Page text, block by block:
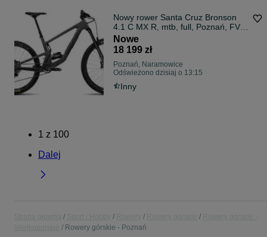
Nowy rower Santa Cruz Bronson
4.1 C MX R, mtb, full, Poznań, FV,
gwar.
Nowe
18 199 zł
Poznań, Naramowice
Odświeżono dzisiaj o 13:15
Inny
1 z 100
Dalej
Rowery górskie - Poznań